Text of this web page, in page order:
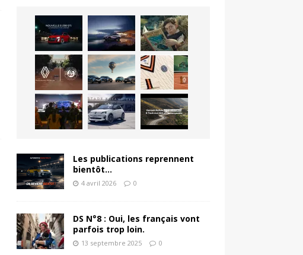
Les publications reprennent
bientôt…
4 avril 2026 0
DS N°8 : Oui, les français vont
parfois trop loin.
13 septembre 2025 0